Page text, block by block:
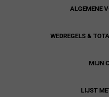
ALGEMENE
WEDREGELS &
MIJN
LIJST